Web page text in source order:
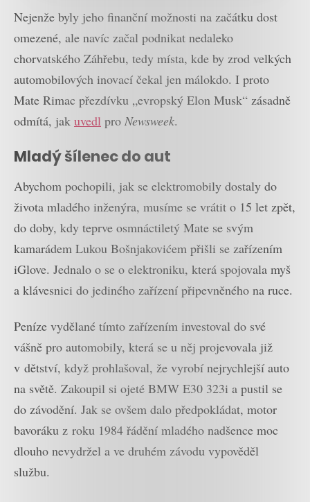
Nejenže byly jeho finanční možnosti na začátku dost
omezené, ale navíc začal podnikat nedaleko
chorvatského Záhřebu, tedy místa, kde by zrod velkých
automobilových inovací čekal jen málokdo. I proto
Mate Rimac přezdívku „evropský Elon Musk“ zásadně
odmítá, jak uvedl pro Newsweek.
Mladý šílenec do aut
Abychom pochopili, jak se elektromobily dostaly do
života mladého inženýra, musíme se vrátit o 15 let zpět,
do doby, kdy teprve osmnáctiletý Mate se svým
kamarádem Lukou Bošnjakovićem přišli se zařízením
iGlove. Jednalo o se o elektroniku, která spojovala myš
a klávesnici do jediného zařízení připevněného na ruce.
Peníze vydělané tímto zařízením investoval do své
vášně pro automobily, která se u něj projevovala již
v dětství, když prohlašoval, že vyrobí nejrychlejší auto
na světě. Zakoupil si ojeté BMW E30 323i a pustil se
do závodění. Jak se ovšem dalo předpokládat, motor
bavoráku z roku 1984 řádění mladého nadšence moc
dlouho nevydržel a ve druhém závodu vypověděl
službu.